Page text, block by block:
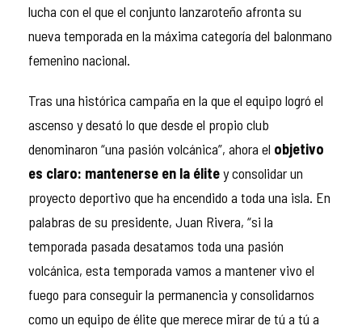
lucha con el que el conjunto lanzaroteño afronta su
nueva temporada en la máxima categoría del balonmano
femenino nacional.
Tras una histórica campaña en la que el equipo logró el
ascenso y desató lo que desde el propio club
denominaron “una pasión volcánica”, ahora el objetivo
es claro: mantenerse en la élitey consolidar un
proyecto deportivo que ha encendido a toda una isla. En
palabras de su presidente, Juan Rivera, “si la
temporada pasada desatamos toda una pasión
volcánica, esta temporada vamos a mantener vivo el
fuego para conseguir la permanencia y consolidarnos
como un equipo de élite que merece mirar de tú a tú a